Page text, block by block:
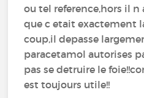
ou tel reference,hors il
que c etait exactement
coup,il depasse
paracetamol autorises
pas se detruire le
est toujours utile!!